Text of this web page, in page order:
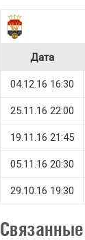
Дата
04.12.16 16:30
25.11.16 22:00
19.11.16 21:45
05.11.16 20:30
29.10.16 19:30